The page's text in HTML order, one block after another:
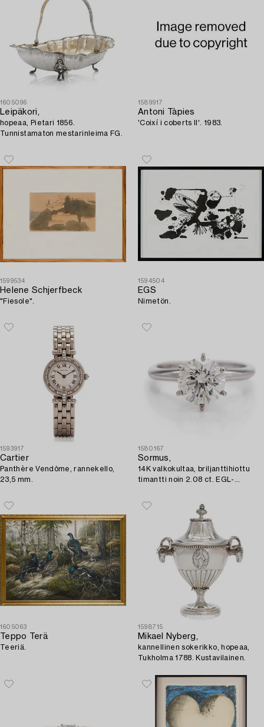
1605096
Leipäkori,
hopeaa, Pietari 1856.
Tunnistamaton mestarinleima FG.
1589917
Antoni Tàpies
'Coixí i coberts II'. 1983.
1599534
Helene Schjerfbeck
"Fiesole".
1594504
EGS
Nimetön.
1593917
Cartier
Panthère Vendôme, rannekello,
23,5 mm.
1580167
Sormus,
14K valkokultaa, briljanttihiottu
timantti noin 2.08 ct. EGL-
1605063
Teppo Terä
Teeriä.
1598715
Mikael Nyberg,
kannellinen sokerikko, hopeaa,
Tukholma 1788. Kustavilainen.